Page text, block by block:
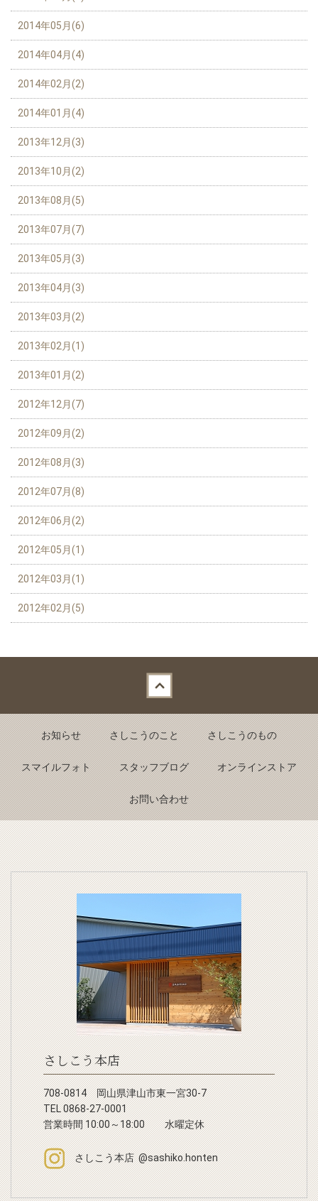
2014年05月(6)
2014年04月(4)
2014年02月(2)
2014年01月(4)
2013年12月(3)
2013年10月(2)
2013年08月(5)
2013年07月(7)
2013年05月(3)
2013年04月(3)
2013年03月(2)
2013年02月(1)
2013年01月(2)
2012年12月(7)
2012年09月(2)
2012年08月(3)
2012年07月(8)
2012年06月(2)
2012年05月(1)
2012年03月(1)
2012年02月(5)
お知らせ さしこうのこと さしこうのもの
スマイルフォト スタッフブログ オンラインストア
お問い合わせ
さしこう本店
708-0814 岡山県津山市東一宮30-7
TEL 0868-27-0001
営業時間 10:00～18:00 水曜定休
さしこう本店 @sashiko.honten
Back to top